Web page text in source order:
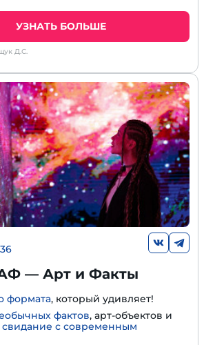
УЗНАТЬ БОЛЬШЕ
Д.С.
— Арт и Факты
формата, который удивляет!
фактов, арт-объектов и
свидание с современным